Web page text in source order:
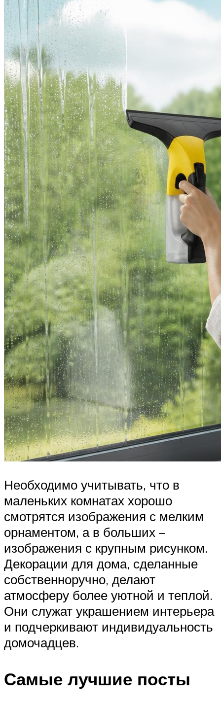
Необходимо учитывать, что в
маленьких комнатах хорошо
смотрятся изображения с мелким
орнаментом, а в больших –
изображения с крупным рисунком.
Декорации для дома, сделанные
собственноручно, делают
атмосферу более уютной и теплой.
Они служат украшением интерьера
и подчеркивают индивидуальность
домочадцев.
Самые лучшие посты